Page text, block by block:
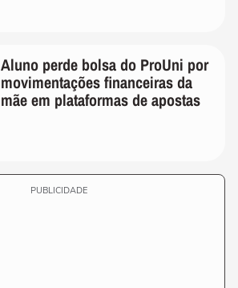
Aluno perde bolsa do ProUni por
movimentações financeiras da
mãe em plataformas de apostas
PUBLICIDADE